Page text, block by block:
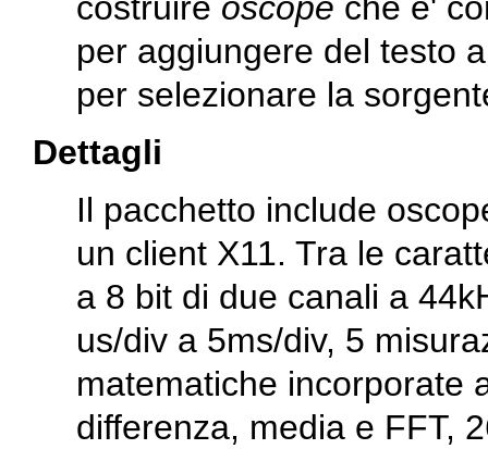
costruire oscope che e'
per aggiungere del testo
per selezionare la
Dettagli
Il pacchetto include
un client X11. Tra le
a 8 bit di due canali a
us/div a 5ms/div, 5
matematiche incorporate
differenza, media e FFT,